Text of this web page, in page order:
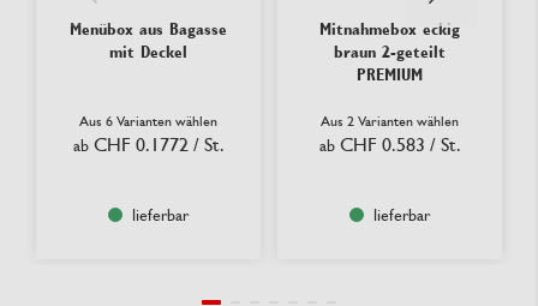
Menübox aus Bagasse
mit Deckel
Aus 6 Varianten wählen
ab CHF 0.1772 / St.
lieferbar
Mitnahmebox eckig
braun 2-geteilt
PREMIUM
Aus 2 Varianten wählen
ab CHF 0.583 / St.
lieferbar